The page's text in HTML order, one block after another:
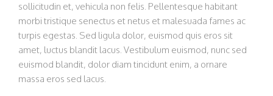
sollicitudin et, vehicula non felis. Pellentesque habitant
morbi tristique senectus et netus et malesuada fames ac
turpis egestas. Sed ligula dolor, euismod quis eros sit
amet, luctus blandit lacus. Vestibulum euismod, nunc sed
euismod blandit, dolor diam tincidunt enim, a ornare
massa eros sed lacus.